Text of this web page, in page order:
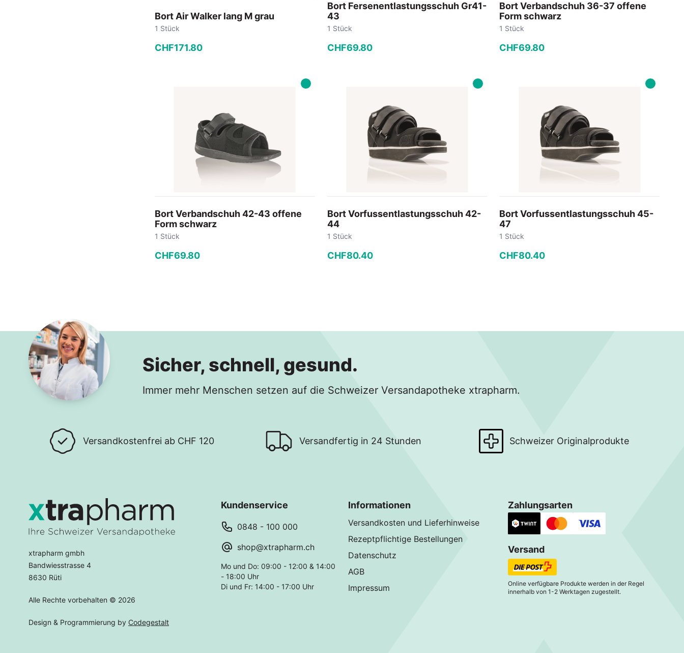
Bort Air Walker lang M grau
1 Stück
CHF171.80
Bort Fersenentlastungsschuh Gr41-
43
1 Stück
CHF69.80
Bort Verbandschuh 36-37 offene
Form schwarz
1 Stück
CHF69.80
Bort Verbandschuh 42-43 offene
Form schwarz
1 Stück
CHF69.80
Bort Vorfussentlastungsschuh 42-
44
1 Stück
CHF80.40
Bort Vorfussentlastungsschuh 45-
47
1 Stück
CHF80.40
Sicher, schnell, gesund.
Immer mehr Menschen setzen auf die Schweizer Versandapotheke xtrapharm.
Versandkostenfrei ab CHF 120 Versandfertig in 24 Stunden Schweizer Originalprodukte
xtrapharm gmbh
Bandwiesstrasse 4
8630 Rüti
Alle Rechte vorbehalten © 2026
Design & Programmierung by Codegestalt
Kundenservice
0848 - 100 000
shop@xtrapharm.ch
Mo und Do: 09:00 - 12:00 & 14:00
- 18:00 Uhr
Di und Fr: 14:00 - 17:00 Uhr
Informationen
Versandkosten und Lieferhinweise
Rezeptpflichtige Bestellungen
Datenschutz
AGB
Impressum
Zahlungsarten
Versand
Online verfügbare Produkte werden in der Regel
innerhalb von 1-2 Werktagen zugestellt.